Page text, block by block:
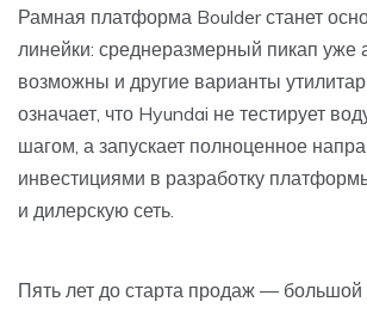
Рамная платформа Boulder станет
линейки: среднеразмерный пикап уже
возможны и другие варианты
означает, что Hyundai не тестирует
шагом, а запускает полноценное
инвестициями в разработку
и дилерскую сеть.
Пять лет до старта продаж — большой